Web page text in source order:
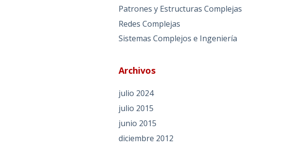
Patrones y Estructuras Complejas
Redes Complejas
Sistemas Complejos e Ingeniería
Archivos
julio 2024
julio 2015
junio 2015
diciembre 2012